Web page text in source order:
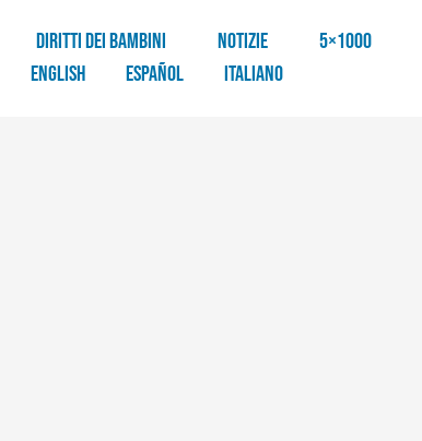
DIRITTI DEI BAMBINI NOTIZIE 5×1000
English
Español Italiano